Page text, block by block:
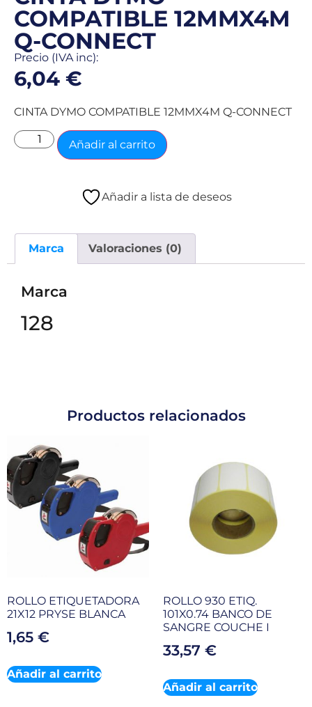
COMPATIBLE 12MMX4M
Q-CONNECT
Precio (IVA inc):
6,04 €
CINTA DYMO COMPATIBLE 12MMX4M Q-CONNECT
Añadir al carrito
Añadir a lista de deseos
Marca Valoraciones (0)
Marca
128
Productos relacionados
ROLLO ETIQUETADORA
21X12 PRYSE BLANCA
1,65 €
Añadir al carrito
ROLLO 930 ETIQ.
101X0.74 BANCO DE
SANGRE COUCHE I
33,57 €
Añadir al carrito